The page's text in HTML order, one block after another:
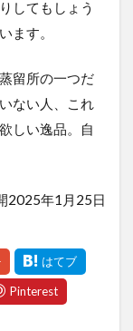
してもしょう
ます。
留所の一つだ
ない人、これ
しい逸品。自
2025年1月25日